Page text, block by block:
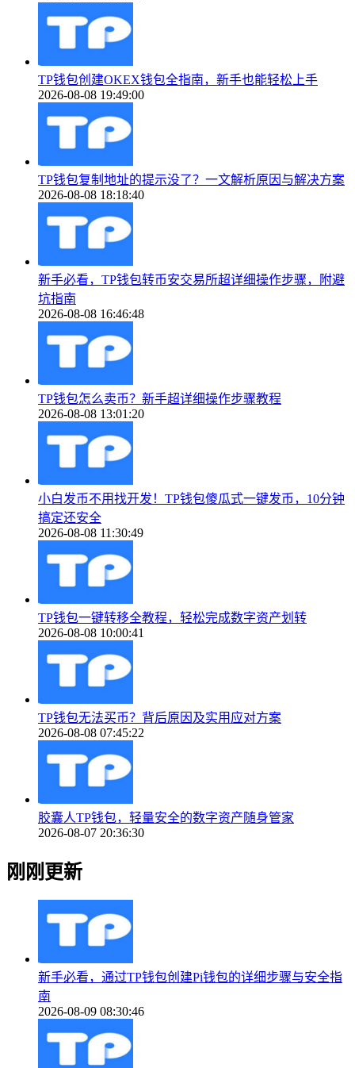
TP钱包创建OKEX钱包全指南，新手也能轻松上手
2026-08-08 19:49:00
TP钱包复制地址的提示没了？一文解析原因与解决方案
2026-08-08 18:18:40
新手必看，TP钱包转币安交易所超详细操作步骤，附避
坑指南
2026-08-08 16:46:48
TP钱包怎么卖币？新手超详细操作步骤教程
2026-08-08 13:01:20
小白发币不用找开发！TP钱包傻瓜式一键发币，10分钟
搞定还安全
2026-08-08 11:30:49
TP钱包一键转移全教程，轻松完成数字资产划转
2026-08-08 10:00:41
TP钱包无法买币？背后原因及实用应对方案
2026-08-08 07:45:22
胶囊人TP钱包，轻量安全的数字资产随身管家
2026-08-07 20:36:30
刚刚更新
新手必看，通过TP钱包创建Pi钱包的详细步骤与安全指
南
2026-08-09 08:30:46